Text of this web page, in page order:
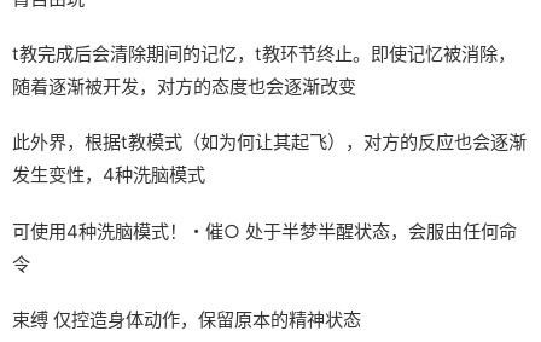
t教完成后会清除期间的记忆，t教环节终止。即使记忆被消除，
随着逐渐被开发，对方的态度也会逐渐改变
此外界，根据t教模式（如为何让其起飞），对方的反应也会逐渐
发生变性，4种洗脑模式
可使用4种洗脑模式！・催○ 处于半梦半醒状态，会服由任何命
令
束缚 仅控造身体动作，保留原本的精神状态